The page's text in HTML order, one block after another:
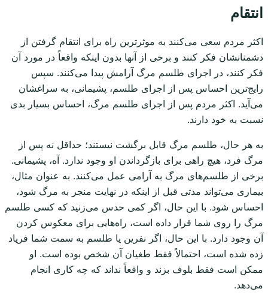
انتقام
اکثر مردم سعی می‌کنند به موثرترین راه برای انتقام گرفتن از
دشمنانشان فکر کنند و برخی از آنها بدون اینکه واقعاً در مورد آن
فکر کنند، در اجرای طلسم‌ مرگ آرامش پیدا می‌کنند. سپس
رایج‌ترین احساس پس از اجرای طلسم، پشیمانی، به سراغشان
می‌آید. اکثر مردم پس از اجرای طلسم مرگ، احساس بسیار بدی
نسبت به خود دارند.
به هر حال، طلسم‌ مرگ قابل برگشت نیستند؛ حداقل نه پس از
مرگ فرد، هیچ راهی برای بازگرداندن او وجود ندارد. آه، پشیمانی.
برخی از طلسم‌های مرگ به آرامی عمل می‌کنند. به عنوان مثال،
بیماری می‌تواند مدتی قبل از اینکه در نهایت منجر به مرگ شود،
احساس شود. با این حال، اگر کمی حدس می‌زنید که کسی طلسم
مرگ را روی شما قرار داده است، راه‌هایی برای معکوس کردن
آن وجود دارد. با این حال، اگر نفرین یا طلسم به سمت شما فریاد
زده شده است، احتمالاً فقط طغیان آن شخص بوده است. او
ممکن است فقط بلوف بزند و واقعاً نداند که چه کاری انجام
می‌دهد.